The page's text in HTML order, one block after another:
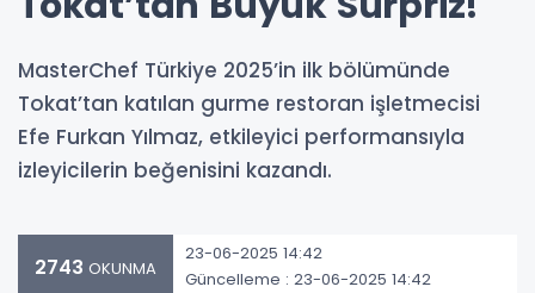
MasterChef Türkiye 2025’in ilk bölümünde
Tokat’tan katılan gurme restoran işletmecisi
Efe Furkan Yılmaz, etkileyici performansıyla
izleyicilerin beğenisini kazandı.
2743 OKUNMA
23-06-2025 14:42
Güncelleme : 23-06-2025 14:42